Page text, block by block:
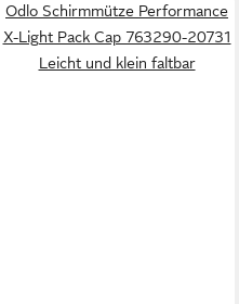
Odlo Schirmmütze Performance
X-Light Pack Cap 763290-20731
Leicht und klein faltbar